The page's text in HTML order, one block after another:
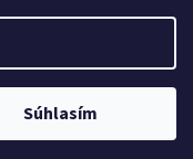
Súhlasím
dvere.. Všetky práva